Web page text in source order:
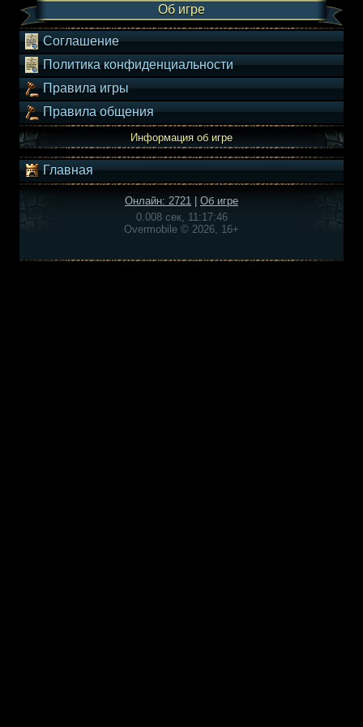
Об игре
Соглашение
Политика конфиденциальности
Правила игры
Правила общения
Информация об игре
Главная
Онлайн: 2721
Об игре
0.008 сек, 11:17:46
Overmobile © 2026, 16+